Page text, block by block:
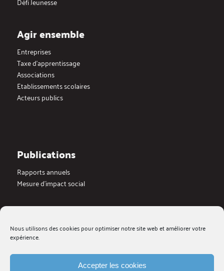
Nous utilisons des cookies pour optimiser notre site web et améliorer votre
expérience.
Accepter les cookies
Agir ensemble
Entreprises
Taxe d’apprentissage
Associations
Etablissements scolaires
Acteurs publics
Publications
Rapports annuels
Mesure d’impact social
Dernières actualités
Blog
Medias